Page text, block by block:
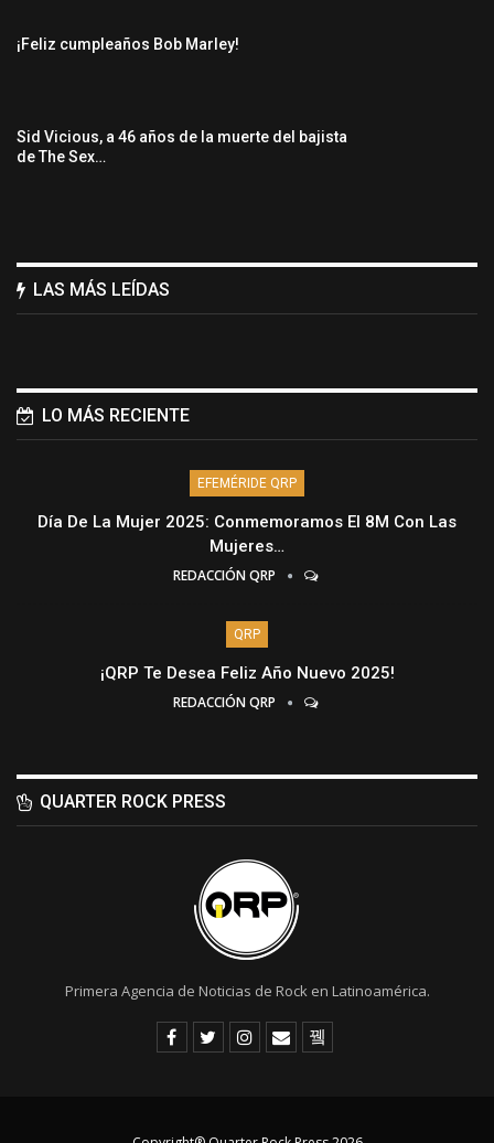
¡Feliz cumpleaños Bob Marley!
Sid Vicious, a 46 años de la muerte del bajista
de The Sex…
LAS MÁS LEÍDAS
LO MÁS RECIENTE
EFEMÉRIDE QRP
Día De La Mujer 2025: Conmemoramos El 8M Con Las
Mujeres…
REDACCIÓN QRP
QRP
¡QRP Te Desea Feliz Año Nuevo 2025!
REDACCIÓN QRP
QUARTER ROCK PRESS
Primera Agencia de Noticias de Rock en Latinoamérica.